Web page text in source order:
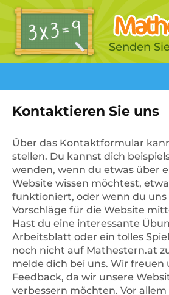
Senden
Kontaktieren Sie uns
Über das Kontaktformular
stellen. Du kannst dich
wenden, wenn du etwas über
Website wissen möchtest,
funktioniert, oder wenn du uns
Vorschläge für die Website
Hast du eine interessante
Arbeitsblatt oder ein tolles
noch nicht auf Mathestern.at
melde dich bei uns. Wir freuen
Feedback, da wir unsere
verbessern möchten. Vor
Menu
► Home
Spiele
► Addition
► Subtrahieren
Einmaleins
Multiplizieren
► Dividieren